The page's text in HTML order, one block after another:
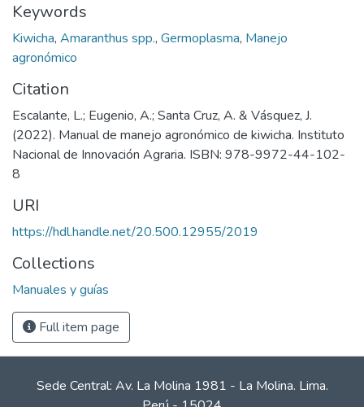
Keywords
Kiwicha, Amaranthus spp., Germoplasma, Manejo
agronómico
Citation
Escalante, L.; Eugenio, A.; Santa Cruz, A. & Vásquez, J.
(2022). Manual de manejo agronómico de kiwicha. Instituto
Nacional de Innovación Agraria. ISBN: 978-9972-44-102-
8
URI
https://hdl.handle.net/20.500.12955/2019
Collections
Manuales y guías
Full item page
Sede Central: Av. La Molina 1981 - La Molina. Lima.